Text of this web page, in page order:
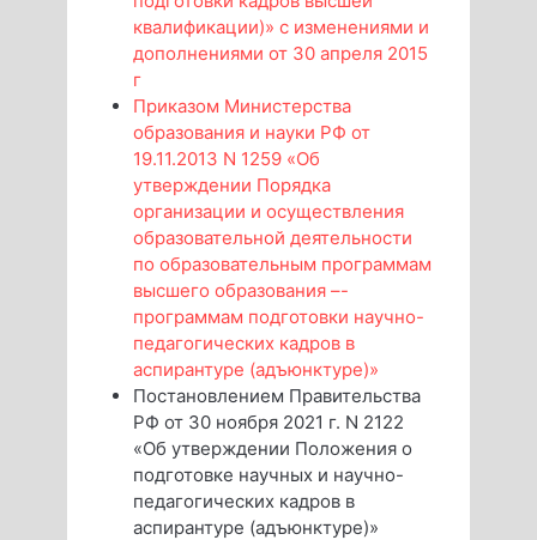
квалификации)» с изменениями и
дополнениями от 30 апреля 2015
г
Приказом Министерства
образования и науки РФ от
19.11.2013 N 1259 «Об
утверждении Порядка
организации и осуществления
образовательной деятельности
по образовательным программам
высшего образования –-
программам подготовки научно-
педагогических кадров в
аспирантуре (адъюнктуре)»
Постановлением Правительства
РФ от 30 ноября 2021 г. N 2122
«Об утверждении Положения о
подготовке научных и научно-
педагогических кадров в
аспирантуре (адъюнктуре)»